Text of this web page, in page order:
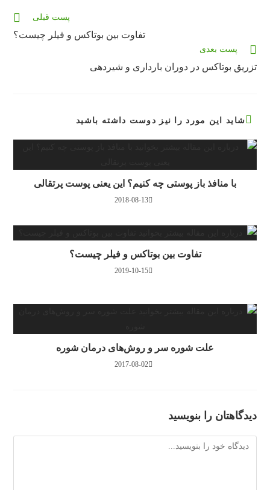
بخوانید
پست قبلی
تفاوت بین بوتاکس و فیلر چیست؟
پست بعدی
تزریق بوتاکس در دوران بارداری و شیردهی
شاید این مورد را نیز دوست داشته باشید
با منافذ باز پوستی چه کنیم؟ این یعنی پوست پرتقالی
2018-08-13
تفاوت بین بوتاکس و فیلر چیست؟
2019-10-15
علت شوره سر و روش‌های درمان شوره
2017-08-02
دیدگاهتان را بنویسید
دیدگاه